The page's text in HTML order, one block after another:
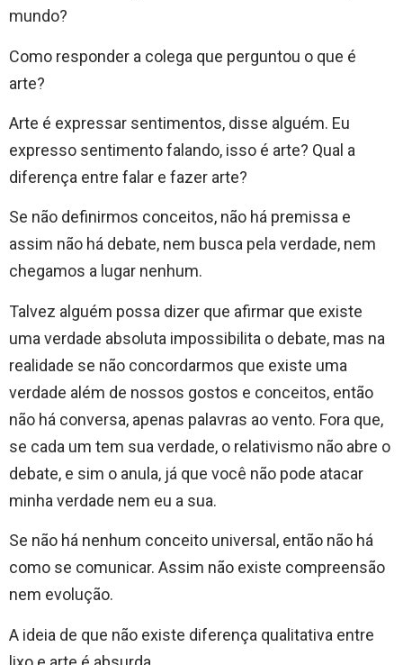
mundo?
Como responder a colega que perguntou o que é
arte?
Arte é expressar sentimentos, disse alguém. Eu
expresso sentimento falando, isso é arte? Qual a
diferença entre falar e fazer arte?
Se não definirmos conceitos, não há premissa e
assim não há debate, nem busca pela verdade, nem
chegamos a lugar nenhum.
Talvez alguém possa dizer que afirmar que existe
uma verdade absoluta impossibilita o debate, mas na
realidade se não concordarmos que existe uma
verdade além de nossos gostos e conceitos, então
não há conversa, apenas palavras ao vento. Fora que,
se cada um tem sua verdade, o relativismo não abre o
debate, e sim o anula, já que você não pode atacar
minha verdade nem eu a sua.
Se não há nenhum conceito universal, então não há
como se comunicar. Assim não existe compreensão
nem evolução.
A ideia de que não existe diferença qualitativa entre